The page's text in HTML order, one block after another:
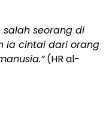
seorang di
ia cintai dari orang
(HR al-